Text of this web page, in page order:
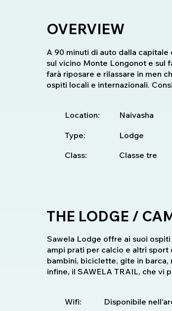
OVERVIEW
A 90 minuti di auto dalla
sul vicino Monte Longonot e sul
farà riposare e rilassare in men
ospiti locali e internazionali.
Location: Naivasha
Type: Lodge
Class: Classe tre
THE LODGE /
Sawela Lodge offre ai suoi
ampi prati per calcio e altri
bambini, biciclette, gite in barca,
infine, il SAWELA TRAIL, che vi
Wifi: Disponibile